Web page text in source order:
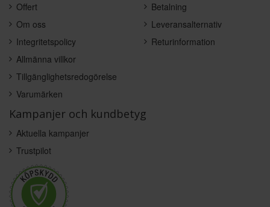
Offert
Om oss
Integritetspolicy
Allmänna villkor
Tillgänglighetsredogörelse
Varumärken
Betalning
Leveransalternativ
Returinformation
Kampanjer och kundbetyg
Aktuella kampanjer
Trustpilot